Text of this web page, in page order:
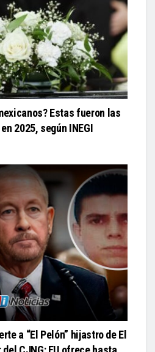
Estas fueron las
2025, según INEGI
a “El Pelón” hijastro de El